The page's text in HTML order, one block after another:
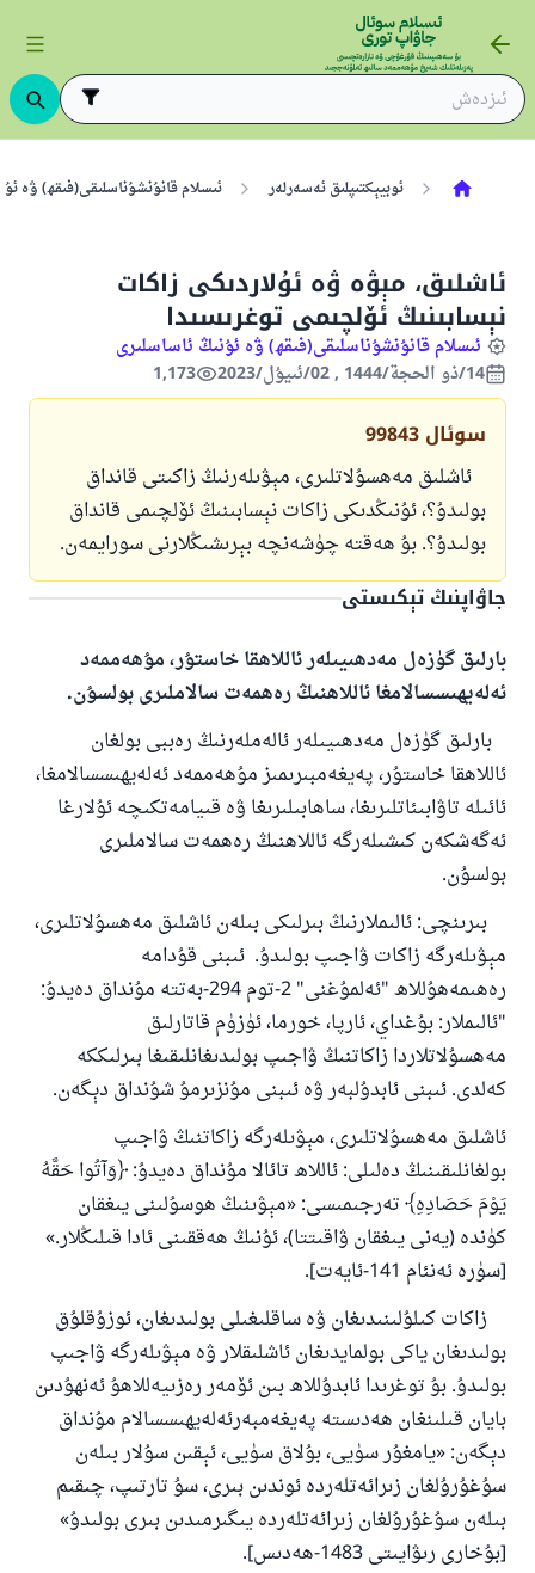
ئوبيېكتىپلىق ئەسەرلەر ئىسلام قانۇنشۇناسلىقى(فىقھ) ۋە
ئاشلىق، مېۋە ۋە ئۇلاردىكى زاكات
نېسابىنىڭ ئۆلچىمى توغرىسىدا
ئىسلام قانۇنشۇناسلىقى(فىقھ) ۋە ئۇنىڭ ئاساسلىرى
14/ذو الحجة/1444 , 02/ئىيۇل/2023
1,173
سوئال 99843
ئاشلىق مەھسۇلاتلىرى، مېۋىلەرنىڭ زاكىتى قانداق
بولىدۇ؟، ئۇنىڭدىكى زاكات نېسابىنىڭ ئۆلچىمى قانداق
بولىدۇ؟. بۇ ھەقتە چۈشەنچە بېرىشىڭلارنى سورايمەن.
جاۋاپنىڭ تېكىستى
بارلىق گۈزەل مەدھىيىلەر ئاللاھقا خاستۇر، مۇھەممەد
ئەلەيھىسسالامغا ئاللاھنىڭ رەھمەت سالاملىرى بولسۇن.
بارلىق گۈزەل مەدھىيىلەر ئالەملەرنىڭ رەببى بولغان
ئاللاھقا خاستۇر، پەيغەمبىرىمىز مۇھەممەد ئەلەيھىسسالامغا،
ئائىلە تاۋابىئاتلىرىغا، ساھابىلىرىغا ۋە قىيامەتكىچە ئۇلارغا
ئەگەشكەن كىشىلەرگە ئاللاھنىڭ رەھمەت سالاملىرى
بولسۇن.
بىرىنچى: ئالىملارنىڭ بىرلىكى بىلەن ئاشلىق مەھسۇلاتلىرى،
مېۋىلەرگە زاكات ۋاجىپ بولىدۇ. ئىبنى قۇدامە
رەھىمەھۇللاھ "ئەلمۇغنى" 2-توم 294-بەتتە مۇنداق دەيدۇ:
"ئالىملار: بۇغداي، ئارپا، خورما، ئۈزۈم قاتارلىق
مەھسۇلاتلاردا زاكاتنىڭ ۋاجىپ بولىدىغانلىقىغا بىرلىككە
كەلدى. ئىبنى ئابدۇلبەر ۋە ئىبنى مۇنزىرمۇ شۇنداق دېگەن.
ئاشلىق مەھسۇلاتلىرى، مېۋىلەرگە زاكاتنىڭ ۋاجىپ
بولغانلىقىنىڭ دەلىلى: ئاللاھ تائالا مۇنداق دەيدۇ: ﴿وَآتُوا حَقَّهُ
يَوْمَ حَصَادِهِ﴾ تەرجىمىسى: «مېۋىنىڭ ھوسۇلىنى يىغقان
كۈندە (يەنى يىغقان ۋاقىتتا)، ئۇنىڭ ھەققىنى ئادا قىلىڭلار.»
[سۈرە ئەنئام 141-ئايەت].
زاكات كىلۇلىنىدىغان ۋە ساقلىغىلى بولىدىغان، ئوزۇقلۇق
بولىدىغان ياكى بولمايدىغان ئاشلىقلار ۋە مېۋىلەرگە ۋاجىپ
بولىدۇ. بۇ توغرىدا ئابدۇللاھ بىن ئۆمەر رەزىيەللاھۇ ئەنھۇدىن
بايان قىلىنغان ھەدىستە پەيغەمبەرئەلەيھىسسالام مۇنداق
دېگەن: «يامغۇر سۈيى، بۇلاق سۈيى، ئېقىن سۇلار بىلەن
سۇغۇرۇلغان زىرائەتلەردە ئوندىن بىرى، سۇ تارتىپ، چىقىم
بىلەن سۇغۇرۇلغان زىرائەتلەردە يىگىرمىدىن بىرى بولىدۇ»
[بۇخارى رىۋايىتى 1483-ھەدىس].